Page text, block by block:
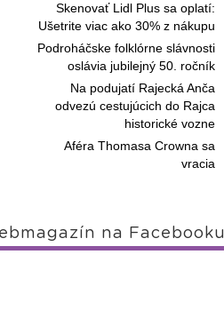
Skenovať Lidl Plus sa oplatí:
Ušetrite viac ako 30% z nákupu
Podroháčske folklórne slávnosti
oslávia jubilejný 50. ročník
Na podujatí Rajecká Anča
odvezú cestujúcich do Rajca
historické vozne
Aféra Thomasa Crowna sa
vracia
na Facebooku